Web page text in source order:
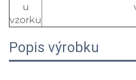
u
vzorku
Popis výrobku